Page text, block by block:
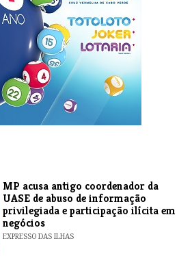
MP acusa antigo coordenador da
UASE de abuso de informação
privilegiada e participação ilícita em
negócios
EXPRESSO DAS ILHAS